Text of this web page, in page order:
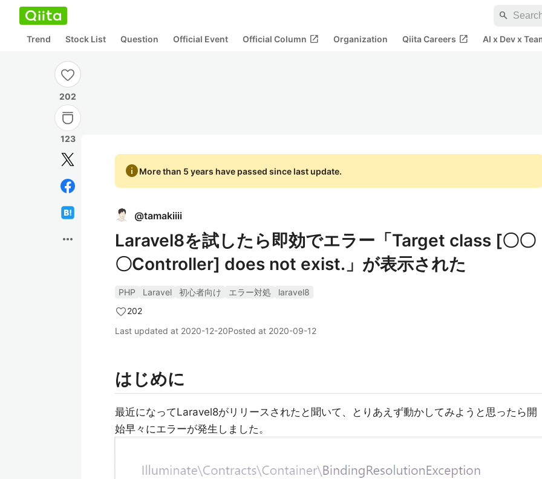
search
Trend Stock List Question Official Event Official Column open_in_new Organization Qiita Careers open_in_new AI x Dev x
202
123
more_horiz
infoMore than 5 years have passed since last update.
@tamakiiii
Laravel8を試したら即効でエラー「Target class [〇〇
〇Controller] does not exist.」が表示された
PHP Laravel 初心者向け エラー対処
laravel8
202
Last updated at 2020-12-20Posted at 2020-09-12
はじめに
最近になってLaravel8がリリースされたと聞いて、とりあえず動かしてみようと思ったら開
始早々にエラーが発生しました。